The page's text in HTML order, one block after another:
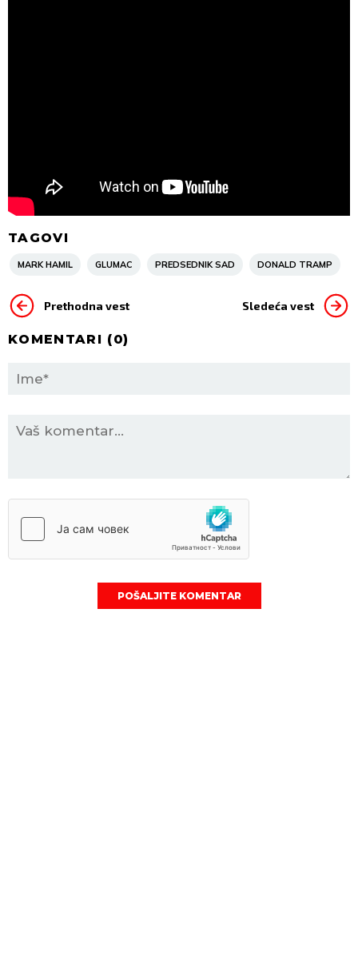
TAGOVI
MARK HAMIL GLUMAC PREDSEDNIK SAD DONALD TRAMP
Prethodna vest Sledeća vest
KOMENTARI (0)
POŠALJITE KOMENTAR